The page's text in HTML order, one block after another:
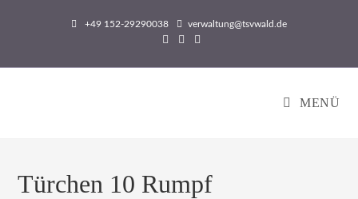
+49 152-29290038 verwaltung@tsvwald.de
MENÜ
Türchen 10 Rumpf